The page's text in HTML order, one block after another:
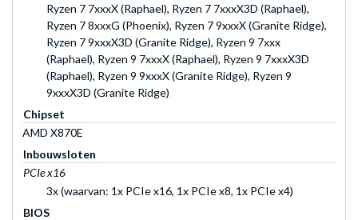
Ryzen 7 7xxxX (Raphael), Ryzen 7 7xxxX3D (Raphael),
Ryzen 7 8xxxG (Phoenix), Ryzen 7 9xxxX (Granite Ridge),
Ryzen 7 9xxxX3D (Granite Ridge), Ryzen 9 7xxx
(Raphael), Ryzen 9 7xxxX (Raphael), Ryzen 9 7xxxX3D
(Raphael), Ryzen 9 9xxxX (Granite Ridge), Ryzen 9
9xxxX3D (Granite Ridge)
Chipset
AMD X870E
Inbouwsloten
PCIe x16
3x (waarvan: 1x PCIe x16, 1x PCIe x8, 1x PCIe x4)
BIOS